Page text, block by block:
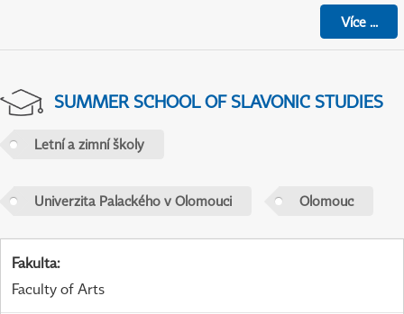
Více...
SUMMER SCHOOL OF SLAVONIC STUDIES
Letní a zimní školy
Univerzita Palackého v Olomouci Olomouc
Fakulta:
Faculty of Arts